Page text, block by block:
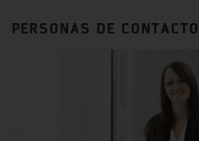
PERSONAS DE CONTACTO